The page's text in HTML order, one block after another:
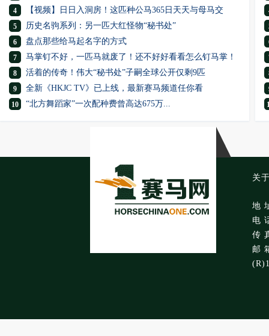
4 【视频】日日入洞房！这匹种公马365日天天与母马交
5 历史名驹系列：另一匹大红怪物“秘书处”
6 盘点那些给马起名字的方式
7 马掌钉不好，一匹马就废了！还不好好看看怎么钉马掌！
8 活着的传奇！伟大“秘书处”子嗣全球公开仅剩9匹
9 全新《HKJC TV》已上线，最新赛马频道任你看
10 “北方舞蹈家”一次配种费曾高达675万...
关
地
电
传
邮